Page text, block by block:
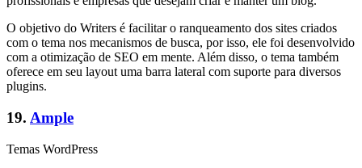
O objetivo do Writers é facilitar o ranqueamento dos sites criados
com o tema nos mecanismos de busca, por isso, ele foi desenvolvido
com a otimização de SEO em mente. Além disso, o tema também
oferece em seu layout uma barra lateral com suporte para diversos
plugins.
19. Ample
Temas WordPress